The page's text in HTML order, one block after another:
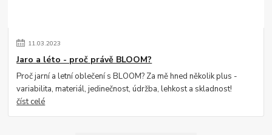
11.03.2023
Jaro a léto - proč právě BLOOM?
Proč jarní a letní oblečení s BLOOM? Za mě hned několik plus -
variabilita, materiál, jedinečnost, údržba, lehkost a skladnost!
číst celé